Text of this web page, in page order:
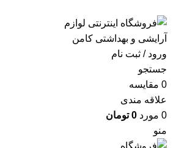
ورود / ثبت نام
جستجو
0 مقايسه
علاقه مندی
0 مورد 0 تومان
منو